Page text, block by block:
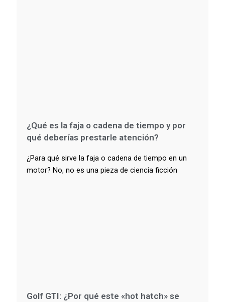
¿Qué es la faja o cadena de tiempo y por
qué deberías prestarle atención?
¿Para qué sirve la faja o cadena de tiempo en un
motor? No, no es una pieza de ciencia ficción
Golf GTI: ¿Por qué este «hot hatch» se